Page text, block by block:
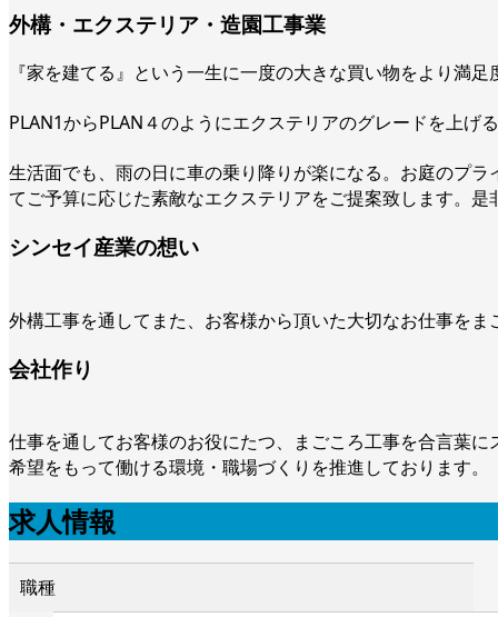
外構・エクステリア・造園工事業
『家を建てる』という一生に一度の大きな買い物をより満
PLAN1からPLAN４のようにエクステリアのグレードを上
生活面でも、雨の日に車の乗り降りが楽になる。お庭のプ
てご予算に応じた素敵なエクステリアをご提案致します。
シンセイ産業の想い
外構工事を通してまた、お客様から頂いた大切なお仕事を
会社作り
仕事を通してお客様のお役にたつ、まごころ工事を合言葉
希望をもって働ける環境・職場づくりを推進しております。
求人情報
職種